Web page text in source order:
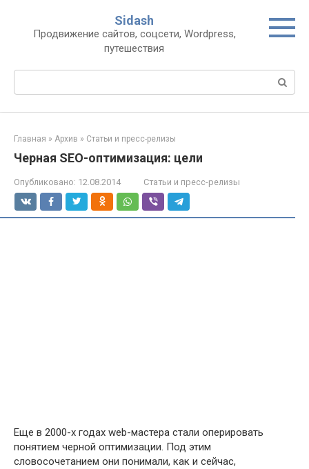
контенту
Sidash
Продвижение сайтов, соцсети, Wordpress,
путешествия
Главная » Архив » Статьи и пресс-релизы
Черная SEO-оптимизация: цели
Опубликовано: 12.08.2014 Статьи и пресс-релизы
Еще в 2000-х годах web-мастера стали оперировать
понятием черной оптимизации. Под этим
словосочетанием они понимали, как и сейчас,